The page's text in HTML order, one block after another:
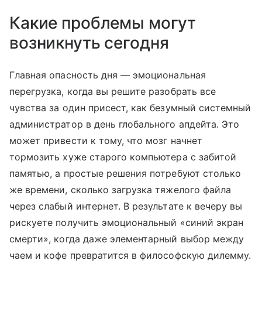
Какие проблемы могут
возникнуть сегодня
Главная опасность дня — эмоциональная
перегрузка, когда вы решите разобрать все
чувства за один присест, как безумный системный
администратор в день глобального апдейта. Это
может привести к тому, что мозг начнет
тормозить хуже старого компьютера с забитой
памятью, а простые решения потребуют столько
же времени, сколько загрузка тяжелого файла
через слабый интернет. В результате к вечеру вы
рискуете получить эмоциональный «синий экран
смерти», когда даже элементарный выбор между
чаем и кофе превратится в философскую дилемму.